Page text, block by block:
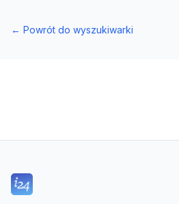
← Powrót do wyszukiwarki